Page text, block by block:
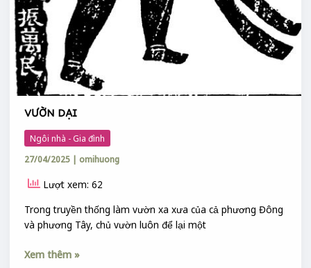
VƯỜN DẠI
Ngôi nhà - Gia đình
27/04/2025 | omihuong
Lượt xem: 62
Trong truyền thống làm vườn xa xưa của cả phương Đông
và phương Tây, chủ vườn luôn để lại một
Xem thêm »